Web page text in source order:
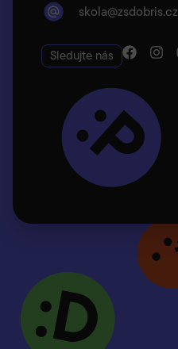
skola@zsdobris.cz
Sledujte nás